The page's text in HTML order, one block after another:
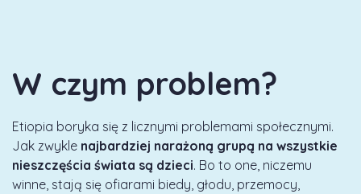
W czym problem?
Etiopia boryka się z licznymi problemami społecznymi.
Jak zwykle najbardziej narażoną grupą na wszystkie
nieszczęścia świata są dzieci. Bo to one, niczemu
winne, stają się ofiarami biedy, głodu, przemocy,